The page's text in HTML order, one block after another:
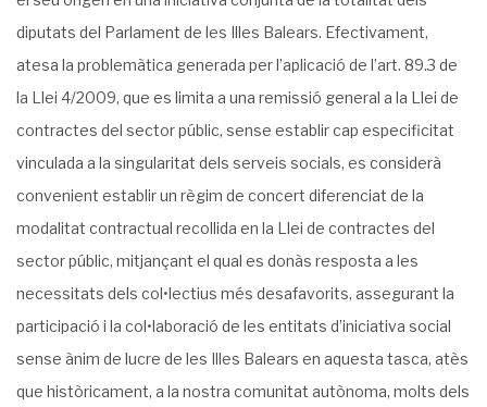
diputats del Parlament de les Illes Balears. Efectivament,
atesa la problemàtica generada per l’aplicació de l’art. 89.3 de
la Llei 4/2009, que es limita a una remissió general a la Llei de
contractes del sector públic, sense establir cap especificitat
vinculada a la singularitat dels serveis socials, es considerà
convenient establir un règim de concert diferenciat de la
modalitat contractual recollida en la Llei de contractes del
sector públic, mitjançant el qual es donàs resposta a les
necessitats dels col•lectius més desafavorits, assegurant la
participació i la col•laboració de les entitats d’iniciativa social
sense ànim de lucre de les Illes Balears en aquesta tasca, atès
que històricament, a la nostra comunitat autònoma, molts dels